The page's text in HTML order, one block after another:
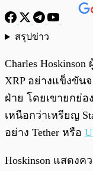
สรุปข่าว
Charles
XRP อย่างแข็งขัน
ฝ่าย โดยเขายกย่อ
เหนือกว่าเหรียญ
อย่าง Tether หรือ
Hoskinson แสดง